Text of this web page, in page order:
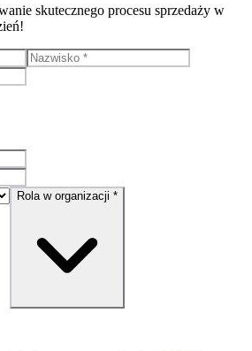
skutecznego procesu sprzedaży w
Rola w organizacji *